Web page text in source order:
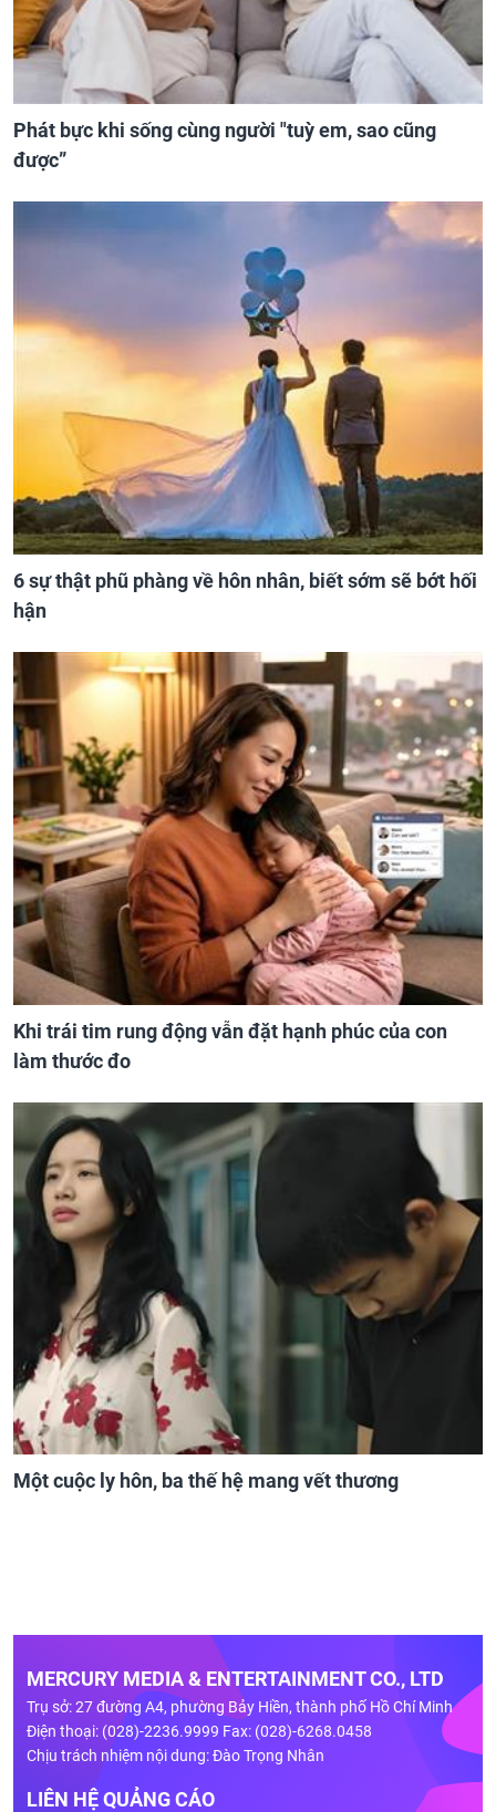
Phát bực khi sống cùng người "tuỳ em, sao cũng
được”
6 sự thật phũ phàng về hôn nhân, biết sớm sẽ bớt hối
hận
Khi trái tim rung động vẫn đặt hạnh phúc của con
làm thước đo
Một cuộc ly hôn, ba thế hệ mang vết thương
MERCURY MEDIA & ENTERTAINMENT CO., LTD
Trụ sở: 27 đường A4, phường Bảy Hiền, thành phố Hồ Chí Minh
Điện thoại: (028)-2236.9999 Fax: (028)-6268.0458
Chịu trách nhiệm nội dung: Đào Trọng Nhân
LIÊN HỆ QUẢNG CÁO